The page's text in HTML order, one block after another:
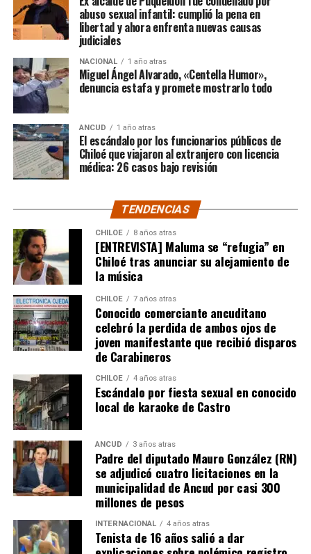
ocurrido:
“Gracias a todos por el
apoyo!!!!”
Por el momento, las personas aludidas no han emitido
declaraciones públicas. La historia, según Centella,
recién comienza y, el mencionado posteo, ha generado
comentarios de todo tipo, en su gran mayoría, a favor
del humorista de Punta Arenas.
abuso sexual infantil: cumplió la pena en
libertad y ahora enfrenta nuevas causas
judiciales
NACIONAL 1 año atras
Miguel Ángel Alvarado, «Centella Humor»,
denuncia estafa y promete mostrarlo todo
ANCUD 1 año atras
El escándalo por los funcionarios públicos de
Chiloé que viajaron al extranjero con licencia
médica: 26 casos bajo revisión
TENDENCIAS
CHILOE 8 años atras
[ENTREVISTA] Maluma se “refugia” en
Chiloé tras anunciar su alejamiento de
la música
CHILOE 7 años atras
Conocido comerciante ancuditano
celebró la perdida de ambos ojos de
joven manifestante que recibió disparos
de Carabineros
CHILOE 4 años atras
Escándalo por fiesta sexual en conocido
local de karaoke de Castro
ANCUD 3 años atras
Padre del diputado Mauro González (RN)
se adjudicó cuatro licitaciones en la
municipalidad de Ancud por casi 300
millones de pesos
INTERNACIONAL 4 años atras
Tenista de 16 años salió a dar